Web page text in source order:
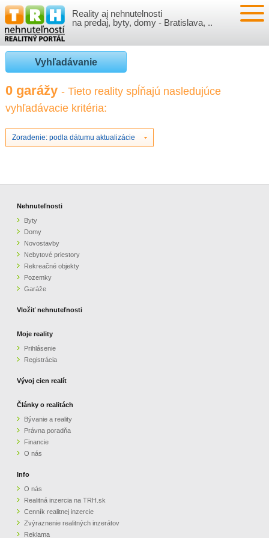
Reality aj nehnutelnosti
na predaj, byty, domy - Bratislava, ..
NEHNUTEĽNOSTI
BYTY
NOVOSTAVBY
NEBYTOVÉ PRIESTORY
GARÁŽE
VLOŽIŤ NEHNUTEĽNOSTI
PRIHLÁSENIE
REGISTRÁCIA
VÝVOJ CIEN REALÍT
ČLÁNKY O REALITÁCH
O NÁS
CENNÍK REALITNEJ INZERCIE
ZVÝRAZNENIE REALITNÝCH INZERÁTOV
PARTNERI
OBCHODNÉ PODMIENKY
KONTAKT
Vyhľadávanie
0 garážy - Tieto reality spĺňajú nasledujúce
vyhľadávacie kritéria:
Zoradenie: podla dátumu aktualizácie
Nehnuteľnosti
Byty
Domy
Novostavby
Nebytové priestory
Rekreačné objekty
Pozemky
Garáže
Vložiť nehnuteľnosti
Moje reality
Prihlásenie
Registrácia
Vývoj cien realít
Články o realitách
Bývanie a reality
Právna poradňa
Financie
O nás
Info
O nás
Realitná inzercia na TRH.sk
Cenník realitnej inzercie
Zvýraznenie realitných inzerátov
Reklama